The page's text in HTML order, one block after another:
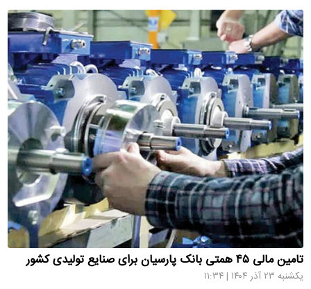
تامین مالی ۴۵ همتی بانک پارسیان برای صنایع تولیدی کشور
یکشنبه ۲۳ آذر ۱۴۰۴ | ۱۱:۳۴